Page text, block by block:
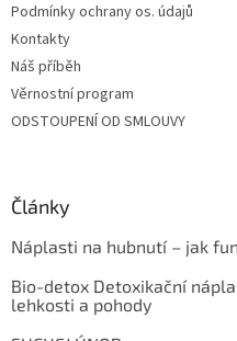
Podmínky ochrany os. údajů
Kontakty
Náš příběh
Věrnostní program
ODSTOUPENÍ OD SMLOUVY
Články
Náplasti na hubnutí – jak
Bio-detox Detoxikační
lehkosti a pohody